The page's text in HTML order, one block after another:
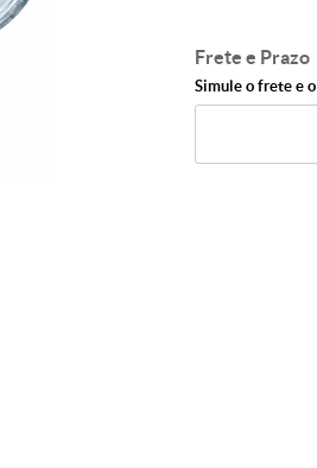
Frete e Prazo
Simule o frete e